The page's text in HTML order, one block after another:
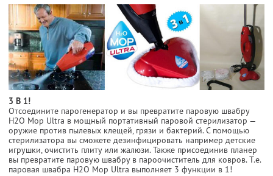
3 В 1!
Отсоедините парогенератор и вы превратите паровую швабру
H2O Mop Ultra в мощный портативный паровой стерилизатор —
оружие против пылевых клещей, грязи и бактерий. С помощью
стерилизатора вы сможете дезинфицировать например детские
игрушки, очистить плиту или жалюзи. Также присоединив планер
вы превратите паровую швабру в пароочиститель для ковров. Т.е.
паровая швабра H2O Mop Ultra выполняет 3 функции в 1!